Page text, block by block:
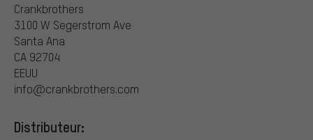
Crankbrothers
3100 W Segerstrom Ave
Santa Ana
CA 92704
EEUU
info@crankbrothers.com
Distributeur: